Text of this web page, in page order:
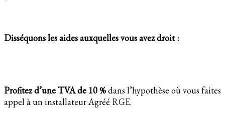
Disséquons les aides auxquelles vous avez droit :
Profitez d’une TVA de 10 %dans l’hypothèse où vous faites
appel à un installateur Agréé RGE.